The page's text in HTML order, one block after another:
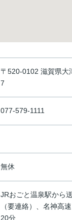
〒520-0102 滋賀県大
7
077-579-1111
無休
JRおごと温泉駅から
（要連絡）、名神高
20分